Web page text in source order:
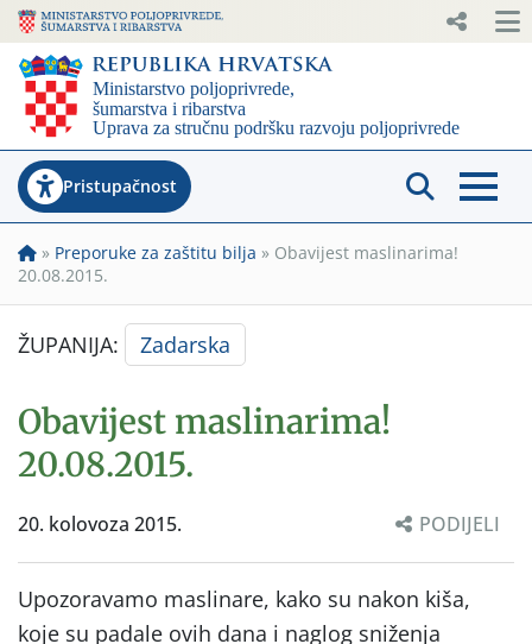
Pristupačnost
» Preporuke za zaštitu bilja » Obavijest maslinarima!
20.08.2015.
ŽUPANIJA: Zadarska
Obavijest maslinarima!
20.08.2015.
20. kolovoza 2015. PODIJELI
Upozoravamo maslinare, kako su nakon kiša,
koje su padale ovih dana i naglog sniženja